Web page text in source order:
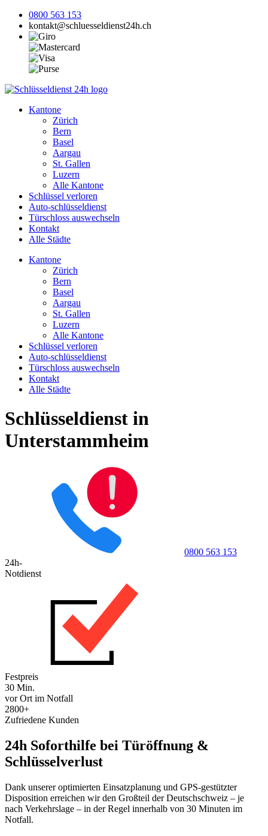
0800 563 153
kontakt@schluesseldienst24h.ch
Kantone
Zürich
Bern
Basel
Aargau
St. Gallen
Luzern
Alle Kantone
Schlüssel verloren
Auto-schlüsseldienst
Türschloss auswechseln
Kontakt
Alle Städte
Kantone
Zürich
Bern
Basel
Aargau
St. Gallen
Luzern
Alle Kantone
Schlüssel verloren
Auto-schlüsseldienst
Türschloss auswechseln
Kontakt
Alle Städte
Schlüsseldienst in
Unterstammheim
0800 563 153
24h-
Notdienst
Festpreis
30 Min.
vor Ort im Notfall
2800+
Zufriedene Kunden
24h Soforthilfe bei Türöffnung &
Schlüsselverlust
Dank unserer optimierten Einsatzplanung und GPS-gestützter
Disposition erreichen wir den Großteil der Deutschschweiz – je
nach Verkehrslage – in der Regel innerhalb von 30 Minuten im
Notfall.